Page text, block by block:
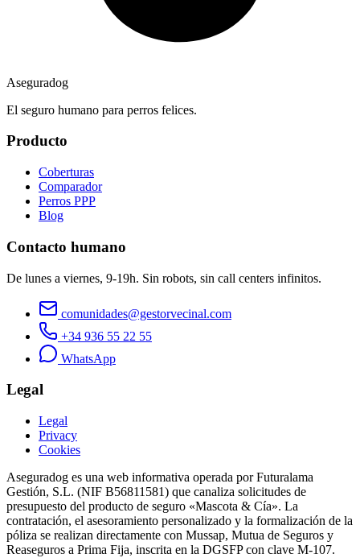
Aseguradog
El seguro humano para perros felices.
Producto
Coberturas
Comparador
Perros PPP
Blog
Contacto humano
De lunes a viernes, 9-19h. Sin robots, sin call centers infinitos.
comunidades@gestorvecinal.com
+34 936 55 22 55
WhatsApp
Legal
Legal
Privacy
Cookies
Aseguradog es una web informativa operada por Futuralama
Gestión, S.L. (NIF B56811581) que canaliza solicitudes de
presupuesto del producto de seguro «Mascota & Cía». La
contratación, el asesoramiento personalizado y la formalización de la
póliza se realizan directamente con Mussap, Mutua de Seguros y
Reaseguros a Prima Fija, inscrita en la DGSFP con clave M-107.